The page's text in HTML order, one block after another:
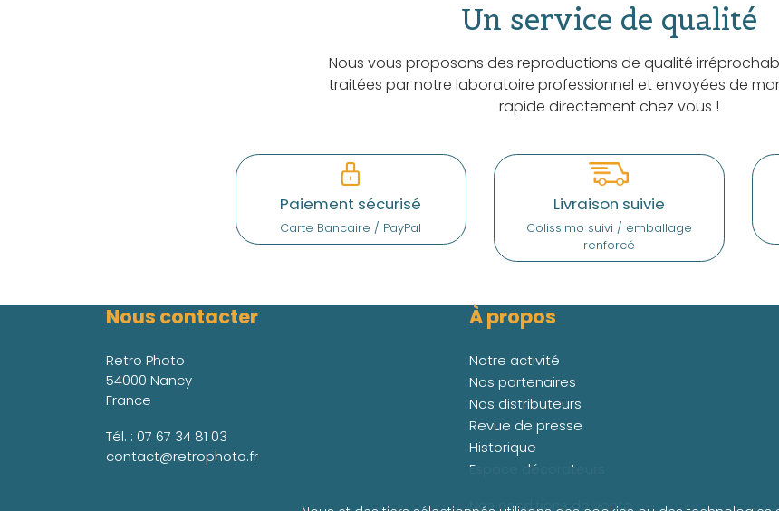
Un service de qualité
Nous vous proposons des reproductions de qualité
traitées par notre laboratoire professionnel et envoyées de
rapide directement chez vous !
Paiement sécurisé
Carte Bancaire / PayPal
Livraison suivie
Colissimo suivi / emballage
renforcé
Nous contacter
Retro Photo
54000 Nancy
France
Tél. : 07 67 34 81 03
contact@retrophoto.fr
À propos
Notre activité
Nos partenaires
Nos distributeurs
Revue de presse
Historique
Espace décorateurs
Nos conditions de vente